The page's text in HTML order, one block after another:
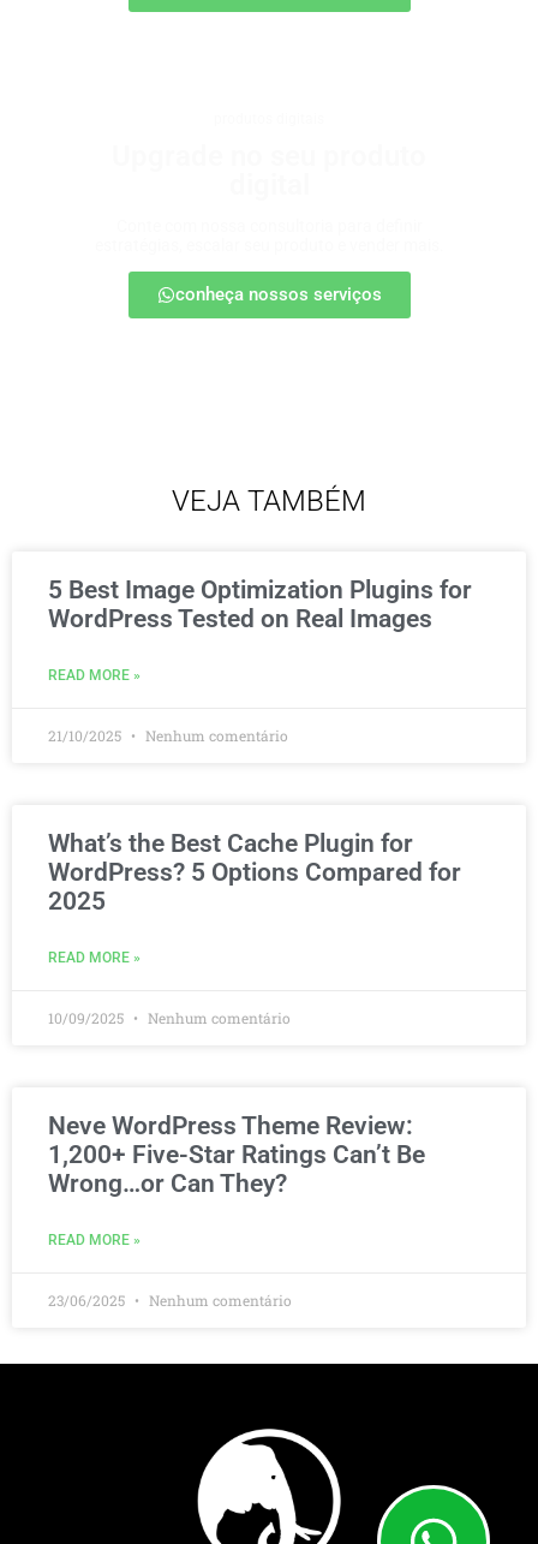
conheça nossos serviços
VEJA TAMBÉM
5 Best Image Optimization Plugins for
WordPress Tested on Real Images
READ MORE »
21/10/2025 Nenhum comentário
What’s the Best Cache Plugin for
WordPress? 5 Options Compared for
2025
READ MORE »
10/09/2025 Nenhum comentário
Neve WordPress Theme Review:
1,200+ Five-Star Ratings Can’t Be
Wrong…or Can They?
READ MORE »
23/06/2025 Nenhum comentário